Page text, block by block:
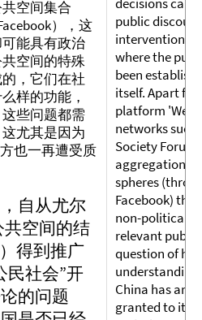
空间集合
），这
能具有政治
空间的特殊
，它们在社
样的功能，
些问题都需
尤其是因为
也一再遭受质
自从尤尔
共空间的结
得到推广
民社会”开
的问题
public
intervention of
where the
been
itself. Apart
platform
networks such
Society
aggregation
spheres
Facebook)
non-political
relevant public
question of
understanding
China has
granted to it